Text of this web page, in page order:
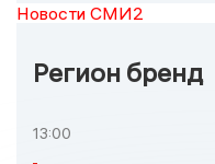
Новости СМИ2
Регион бренд
13:00